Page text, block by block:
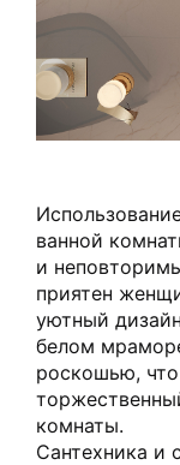
ванной
и
приятен
уютный
белом
роскошью, что
комнаты.
Сантехника и